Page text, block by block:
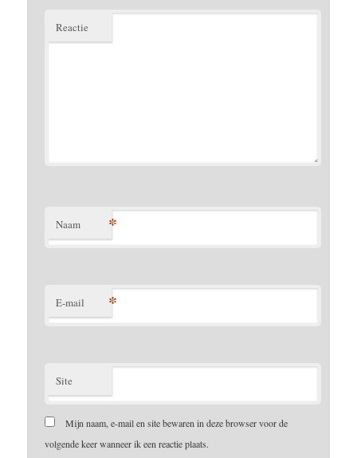
Reactie
Naam *
E-mail *
Site
Mijn naam, e-mail en site bewaren in deze browser voor de
volgende keer wanneer ik een reactie plaats.